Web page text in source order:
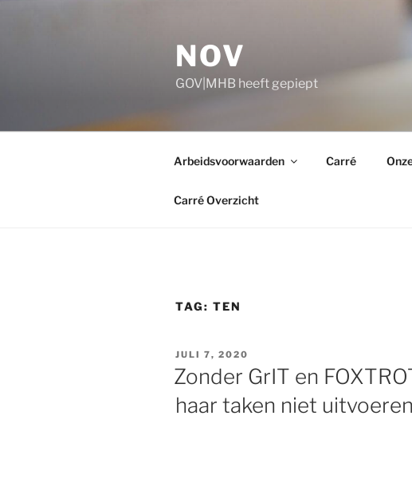
NOV
GOV|MHB heeft gepiept
Arbeidsvoorwaarden Carré
Carré Overzicht
TAG: TEN
GEPLAATST
OP
JULI 7, 2020
Zonder GrIT en
haar taken niet uitvoeren